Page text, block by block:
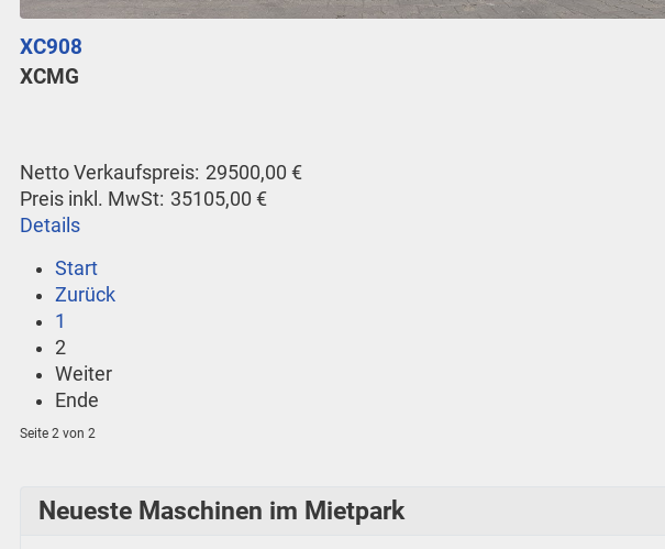
XC908
XCMG
Netto Verkaufspreis: 29500,00 €
Preis inkl. MwSt: 35105,00 €
Details
Start
Zurück
1
2
Weiter
Ende
Seite 2 von 2
Neueste Maschinen im Mietpark